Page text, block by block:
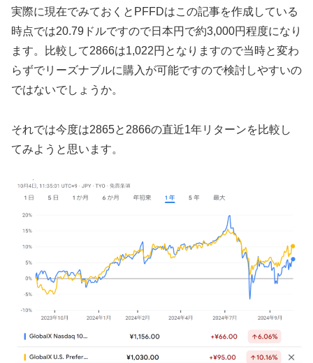
実際に現在でみておくとPFFDはこの記事を作成している
時点では20.79ドルですので日本円で約3,000円程度になり
ます。比較して2866は1,022円となりますので当時と変わ
らずでリーズナブルに購入が可能ですので検討しやすいの
ではないでしょうか。
それでは今度は2865と2866の直近1年リターンを比較し
てみようと思います。